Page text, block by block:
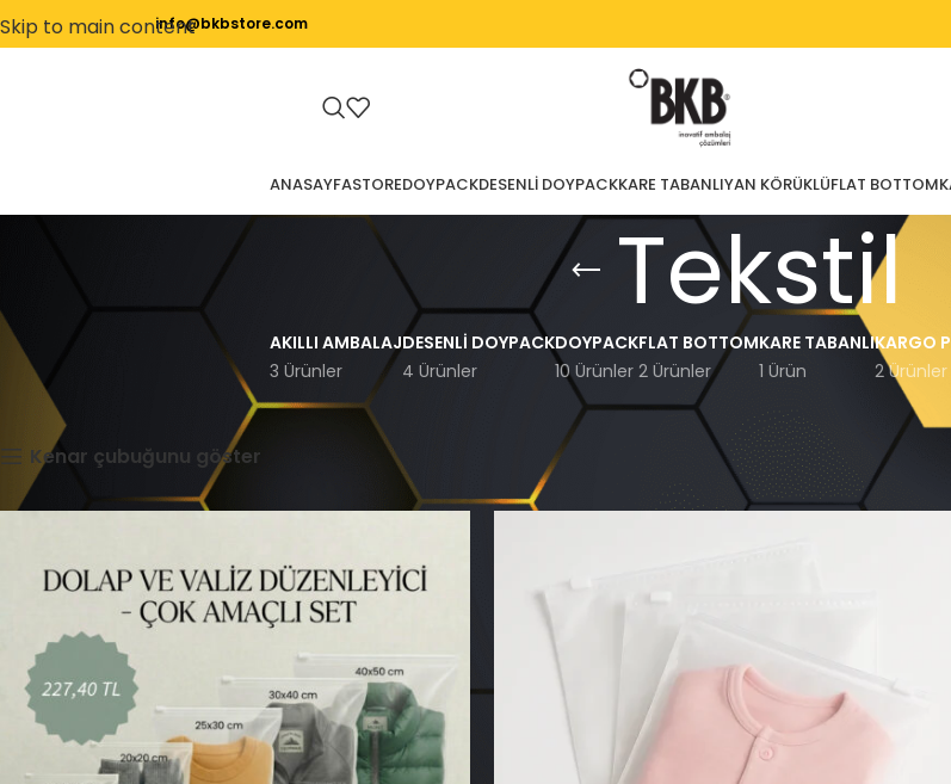
Skip to main contentinfo@bkbstore.com
ANASAYFASTOREDOYPACKDESENLI DOYPACKKARE TABANLIYAN KÖRÜKLÜFLAT BOTTOM
Tekstil
AKILLI AMBALAJ
3 Ürünler
DESENLI DOYPACK
4 Ürünler
DOYPACK
10 Ürünler
FLAT BOTTOM
2 Ürünler
KARE TABANLI
1 Ürün
KARGO
2 Ürünler
Ana Sayfa
Kenar çubuğunu göster
Göster